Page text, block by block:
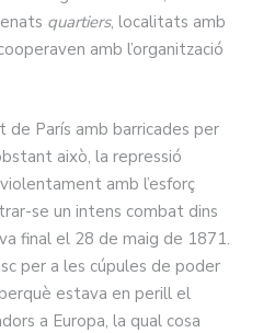
quartiers, localitats amb
amb l’organització
París amb barricades per
això, la repressió
amb l’esforç
se un intens combat dins
final el 28 de maig de 1871.
per a les cúpules de poder
estava en perill el
a Europa, la qual cosa